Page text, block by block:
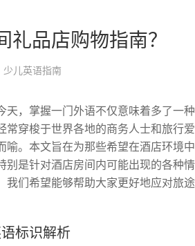
礼品店购物指南？
少儿英语指南
天，掌握一门外语不仅意味着多了一
常穿梭于世界各地的商务人士和旅行
喻。本文旨在为那些希望在酒店环境
别是针对酒店房间内可能出现的各种
我们希望能够帮助大家更好地应对旅
标识解析